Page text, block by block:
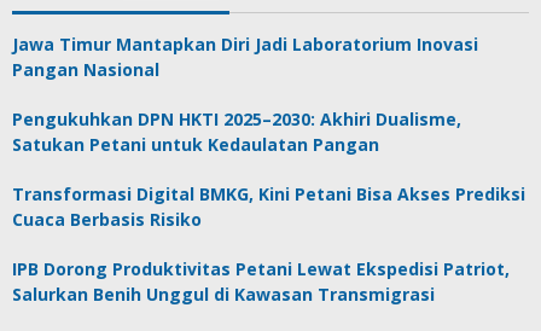
Jawa Timur Mantapkan Diri Jadi Laboratorium Inovasi
Pangan Nasional
Pengukuhkan DPN HKTI 2025–2030: Akhiri Dualisme,
Satukan Petani untuk Kedaulatan Pangan
Transformasi Digital BMKG, Kini Petani Bisa Akses Prediksi
Cuaca Berbasis Risiko
IPB Dorong Produktivitas Petani Lewat Ekspedisi Patriot,
Salurkan Benih Unggul di Kawasan Transmigrasi